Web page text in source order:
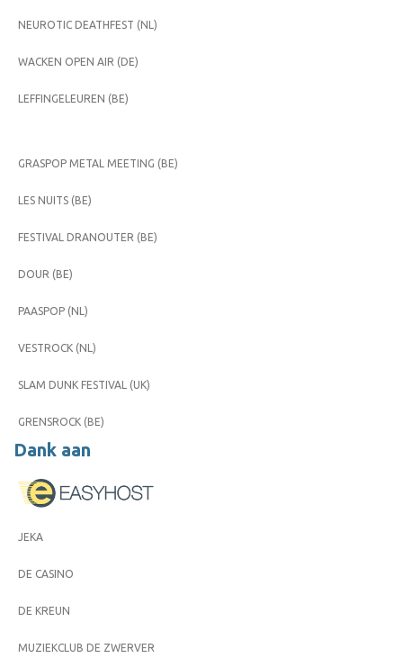
NEUROTIC DEATHFEST (NL)
WACKEN OPEN AIR (DE)
LEFFINGELEUREN (BE)
GRASPOP METAL MEETING (BE)
LES NUITS (BE)
FESTIVAL DRANOUTER (BE)
DOUR (BE)
PAASPOP (NL)
VESTROCK (NL)
SLAM DUNK FESTIVAL (UK)
GRENSROCK (BE)
Dank aan
JEKA
DE CASINO
DE KREUN
MUZIEKCLUB DE ZWERVER